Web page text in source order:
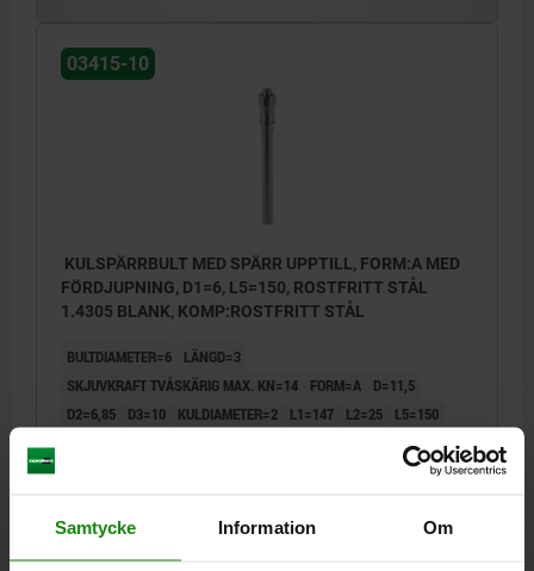
Samtycke Information Om
03415-10
KULSPÄRRBULT MED SPÄRR UPPTILL, FORM:A MED
FÖRDJUPNING, D1=6, L5=150, ROSTFRITT STÅL
1.4305 BLANK, KOMP:ROSTFRITT STÅL
BULTDIAMETER=6
LÄNGD=3
SKJUVKRAFT TVÅSKÄRIG MAX. KN=14
FORM=A
D=11,5
D2=6,85
D3=10 KULDIAMETER=2 L1=147 L2=25
L5=150
223,04 kr